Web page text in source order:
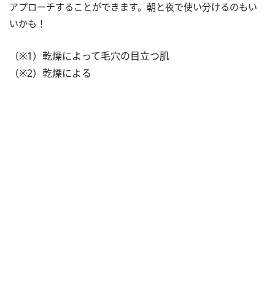
アプローチすることができます。朝と夜で使い分けるのもい
いかも！
（※1）乾燥によって毛穴の目立つ肌
（※2）乾燥による